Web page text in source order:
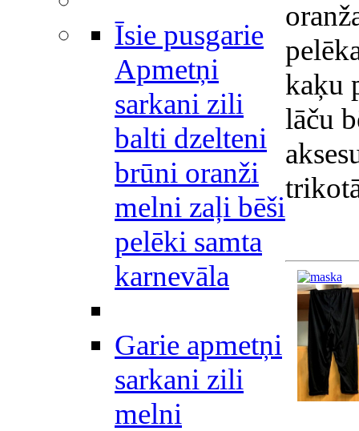
Īsie pusgarie
Apmetņi
sarkani zili
balti dzelteni
brūni oranži
melni zaļi bēši
pelēki samta
karnevāla
Garie apmetņi
sarkani zili
melni
kaķu
lāču